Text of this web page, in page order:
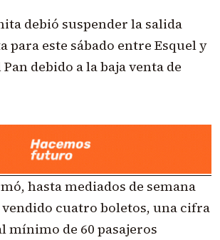
debió suspender la salida
para este sábado entre Esquel y
debido a la baja venta de
hasta mediados de semana
vendido cuatro boletos, una cifra
de 60 pasajeros